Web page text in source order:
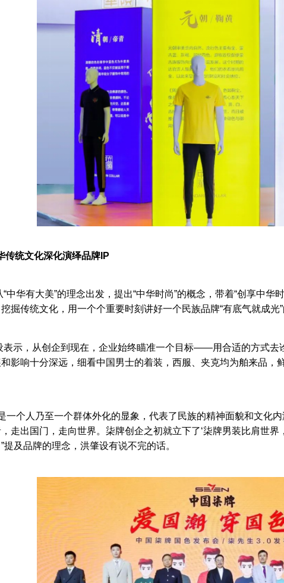
传统文化深化演绎品牌IP
“中华有大美”的理念出发，提出“中华时尚”的概念，带着“创享中
掘传统文化，用一个个重要时刻讲好一个民族品牌“有底气就成光”
表示，从创企到现在，企业始终瞄准一个目标——用合适的方式去
影响十分深远，细看中国男士的着装，西服、夹克均为舶来品，
一个人乃至一个群体外化的显象，代表了民族的精神面貌和文化
走出国门，走向世界。柒牌创企之初就立下了‘柒牌男装比肩世
提及品牌的理念，洪肇设有说不完的话。